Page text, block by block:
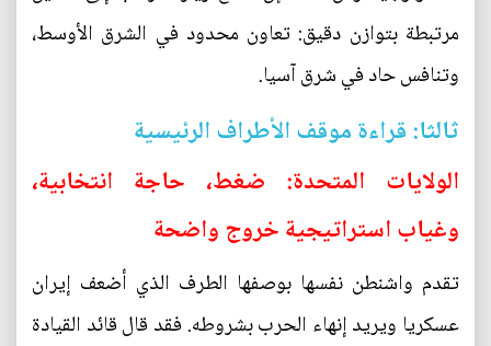
مرتبطة بتوازن دقيق: تعاون محدود في الشرق الأوسط،
وتنافس حاد في شرق آسيا.
ثالثا: قراءة موقف الأطراف الرئيسية
الولايات المتحدة: ضغط، حاجة انتخابية،
وغياب استراتيجية خروج واضحة
تقدم واشنطن نفسها بوصفها الطرف الذي أضعف إيران
عسكريا ويريد إنهاء الحرب بشروطه. فقد قال قائد القيادة